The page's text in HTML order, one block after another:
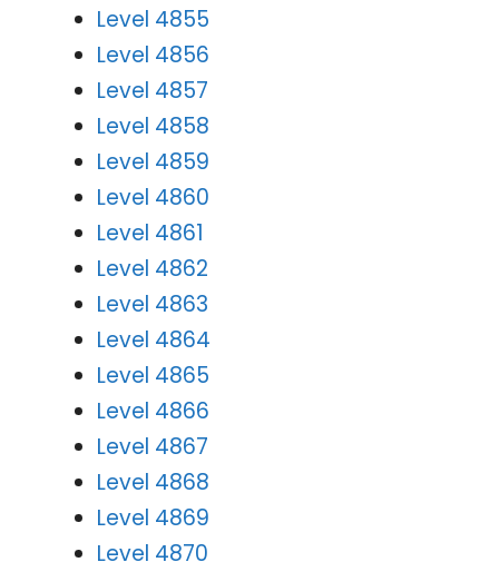
Level 4855
Level 4856
Level 4857
Level 4858
Level 4859
Level 4860
Level 4861
Level 4862
Level 4863
Level 4864
Level 4865
Level 4866
Level 4867
Level 4868
Level 4869
Level 4870